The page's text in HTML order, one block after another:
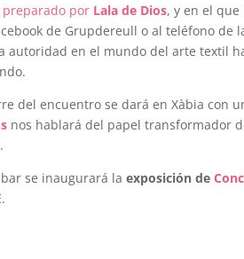
por Lala de Dios, y en el
de Grupdereull o al teléfono de
autoridad en el mundo del arte textil
del encuentro se dará en Xàbia con
nos hablará del papel transformador
.
se inaugurará la exposición de